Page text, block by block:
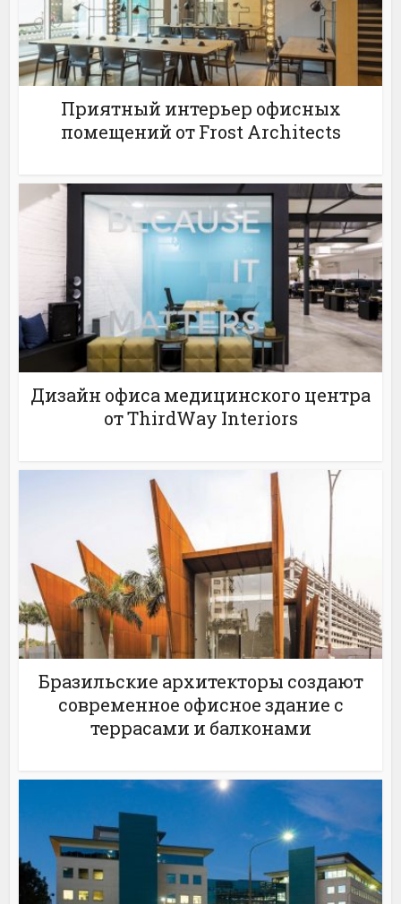
Приятный интерьер офисных
помещений от Frost Architects
Дизайн офиса медицинского центра
от ThirdWay Interiors
Бразильские архитекторы создают
современное офисное здание с
террасами и балконами